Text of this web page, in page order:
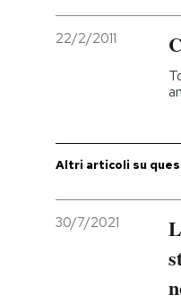
Entra
22/2/2011
Altri articoli su
30/7/2021